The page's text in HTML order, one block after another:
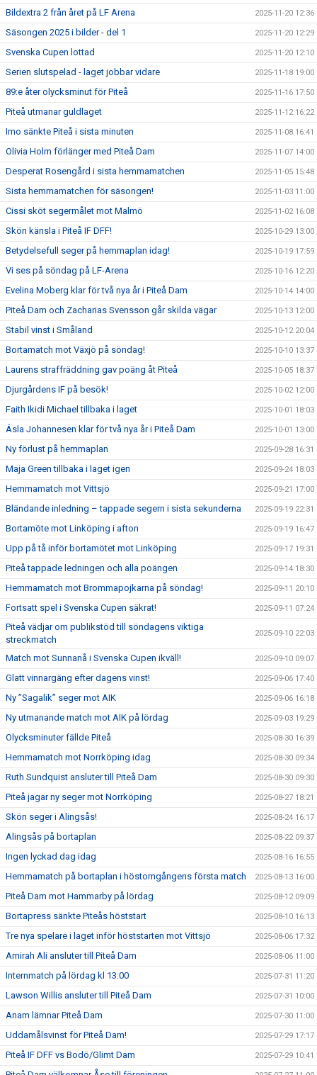
Bildextra 2 från året på LF Arena 2025-11-20 12:36
Säsongen 2025 i bilder - del 1 2025-11-20 12:29
Svenska Cupen lottad 2025-11-20 12:10
Serien slutspelad - laget jobbar vidare 2025-11-18 19:00
89:e åter olycksminut för Piteå 2025-11-16 17:50
Piteå utmanar guldlaget 2025-11-12 16:22
Imo sänkte Piteå i sista minuten 2025-11-08 16:41
Olivia Holm förlänger med Piteå Dam 2025-11-07 14:00
Desperat Rosengård i sista hemmamatchen 2025-11-05 15:48
Sista hemmamatchen för säsongen! 2025-11-03 11:00
Cissi sköt segermålet mot Malmö 2025-11-02 16:08
Skön känsla i Piteå IF DFF! 2025-10-29 13:00
Betydelsefull seger på hemmaplan idag! 2025-10-19 17:59
Vi ses på söndag på LF-Arena 2025-10-16 12:20
Evelina Moberg klar för två nya år i Piteå Dam 2025-10-14 14:00
Piteå Dam och Zacharias Svensson går skilda vägar 2025-10-13 12:00
Stabil vinst i Småland 2025-10-12 20:04
Bortamatch mot Växjö på söndag! 2025-10-10 13:37
Laurens straffräddning gav poäng åt Piteå 2025-10-05 18:37
Djurgårdens IF på besök! 2025-10-02 12:00
Faith Ikidi Michael tillbaka i laget 2025-10-01 18:03
Ásla Johannesen klar för två nya år i Piteå Dam 2025-10-01 13:00
Ny förlust på hemmaplan 2025-09-28 16:31
Maja Green tillbaka i laget igen 2025-09-24 18:03
Hemmamatch mot Vittsjö 2025-09-21 17:00
Bländande inledning – tappade segern i sista sekunderna 2025-09-19 22:31
Bortamöte mot Linköping i afton 2025-09-19 16:47
Upp på tå inför bortamötet mot Linköping 2025-09-17 19:31
Piteå tappade ledningen och alla poängen 2025-09-14 18:30
Hemmamatch mot Brommapojkarna på söndag! 2025-09-11 20:10
Fortsatt spel i Svenska Cupen säkrat! 2025-09-11 07:24
Piteå vädjar om publikstöd till söndagens viktiga
streckmatch
2025-09-10 22:03
Match mot Sunnanå i Svenska Cupen ikväll! 2025-09-10 09:07
Glatt vinnargäng efter dagens vinst! 2025-09-06 17:40
Ny ”Sagalik” seger mot AIK 2025-09-06 16:18
Ny utmanande match mot AIK på lördag 2025-09-03 19:29
Olycksminuter fällde Piteå 2025-08-30 16:39
Hemmamatch mot Norrköping idag 2025-08-30 09:34
Ruth Sundquist ansluter till Piteå Dam 2025-08-30 09:30
Piteå jagar ny seger mot Norrköping 2025-08-27 18:21
Skön seger i Alingsås! 2025-08-24 16:17
Alingsås på bortaplan 2025-08-22 09:37
Ingen lyckad dag idag 2025-08-16 16:55
Hemmamatch på bortaplan i höstomgångens första match 2025-08-13 16:00
Piteå Dam mot Hammarby på lördag 2025-08-12 09:09
Bortapress sänkte Piteås höststart 2025-08-10 16:13
Tre nya spelare i laget inför höststarten mot Vittsjö 2025-08-06 17:32
Amirah Ali ansluter till Piteå Dam 2025-08-06 11:00
Internmatch på lördag kl 13:00 2025-07-31 11:20
Lawson Willis ansluter till Piteå Dam 2025-07-31 10:00
Anam lämnar Piteå Dam 2025-07-30 11:00
Uddamålsvinst för Piteå Dam! 2025-07-29 17:17
Piteå IF DFF vs Bodö/Glimt Dam 2025-07-29 10:41